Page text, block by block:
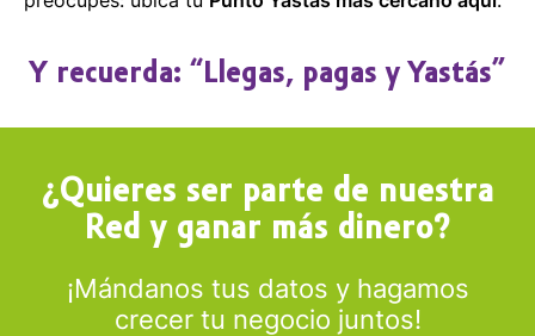
Y recuerda: “Llegas, pagas y Yastás”
¿Quieres ser parte de nuestra
Red y ganar más dinero?
¡Mándanos tus datos y hagamos
crecer tu negocio juntos!